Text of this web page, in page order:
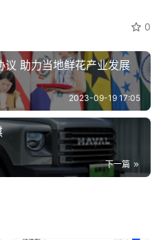
0
议 助力当地鲜花产业发展
2023-09-19 17:05
下一篇